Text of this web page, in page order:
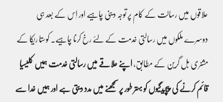
علاقوں میں رسالت کے کام پر توجہ دینی چاہیے اور اِس کے بعد ہی
دوسرے ملکوں میں رسالتی خدمت کے لئے رخ کرنا چاہیے۔ کوستا ریکا کے
مشنری بل گرین کے مطابق،اپنے علاقے میں رسالتی خدمت ہمیں کلیسیا
قائم کرنے کی پیچیدگیوں کو بہتر طور پر سمجھنے میں مدد دیتی ہے اور ہمیں خدا سے